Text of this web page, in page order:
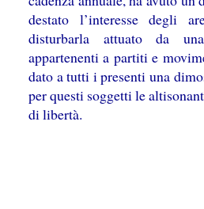
destato l’interesse degli
disturbarla attuato da
appartenenti a partiti e
dato a tutti i presenti una
per questi soggetti le
di libertà.